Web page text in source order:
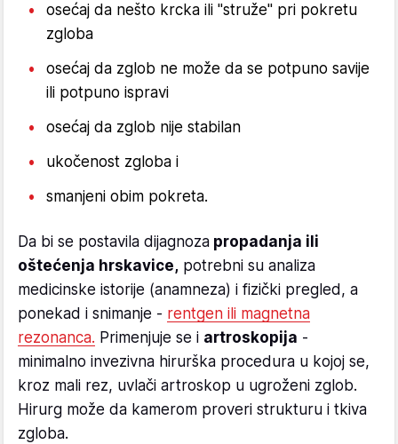
osećaj da nešto krcka ili "struže" pri pokretu
zgloba
osećaj da zglob ne može da se potpuno savije
ili potpuno ispravi
osećaj da zglob nije stabilan
ukočenost zgloba i
smanjeni obim pokreta.
Da bi se postavila dijagnoza propadanja ili
oštećenja hrskavice, potrebni su analiza
medicinske istorije (anamneza) i fizički pregled, a
ponekad i snimanje - rentgen ili magnetna
rezonanca. Primenjuje se i artroskopija -
minimalno invezivna hirurška procedura u kojoj se,
kroz mali rez, uvlači artroskop u ugroženi zglob.
Hirurg može da kamerom proveri strukturu i tkiva
zgloba.